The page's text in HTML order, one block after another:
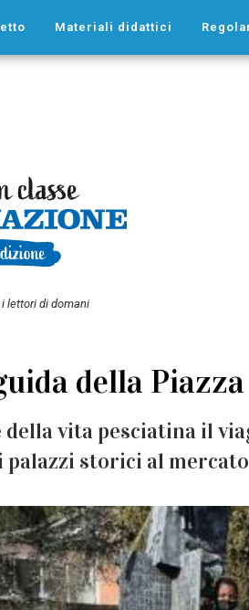
Materiali didattici
lettori di domani
della
vita pesciatina il
palazzi storici al mercato